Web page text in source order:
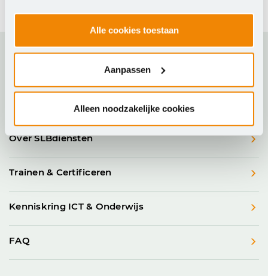
Alle cookies toestaan
Aanpassen
Alleen noodzakelijke cookies
Over SLBdiensten
Trainen & Certificeren
Kenniskring ICT & Onderwijs
FAQ